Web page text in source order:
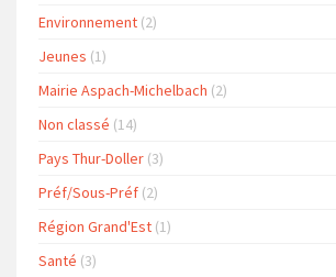
Environnement (2)
Jeunes (1)
Mairie Aspach-Michelbach (2)
Non classé (14)
Pays Thur-Doller (3)
Préf/Sous-Préf (2)
Région Grand'Est (1)
Santé (3)